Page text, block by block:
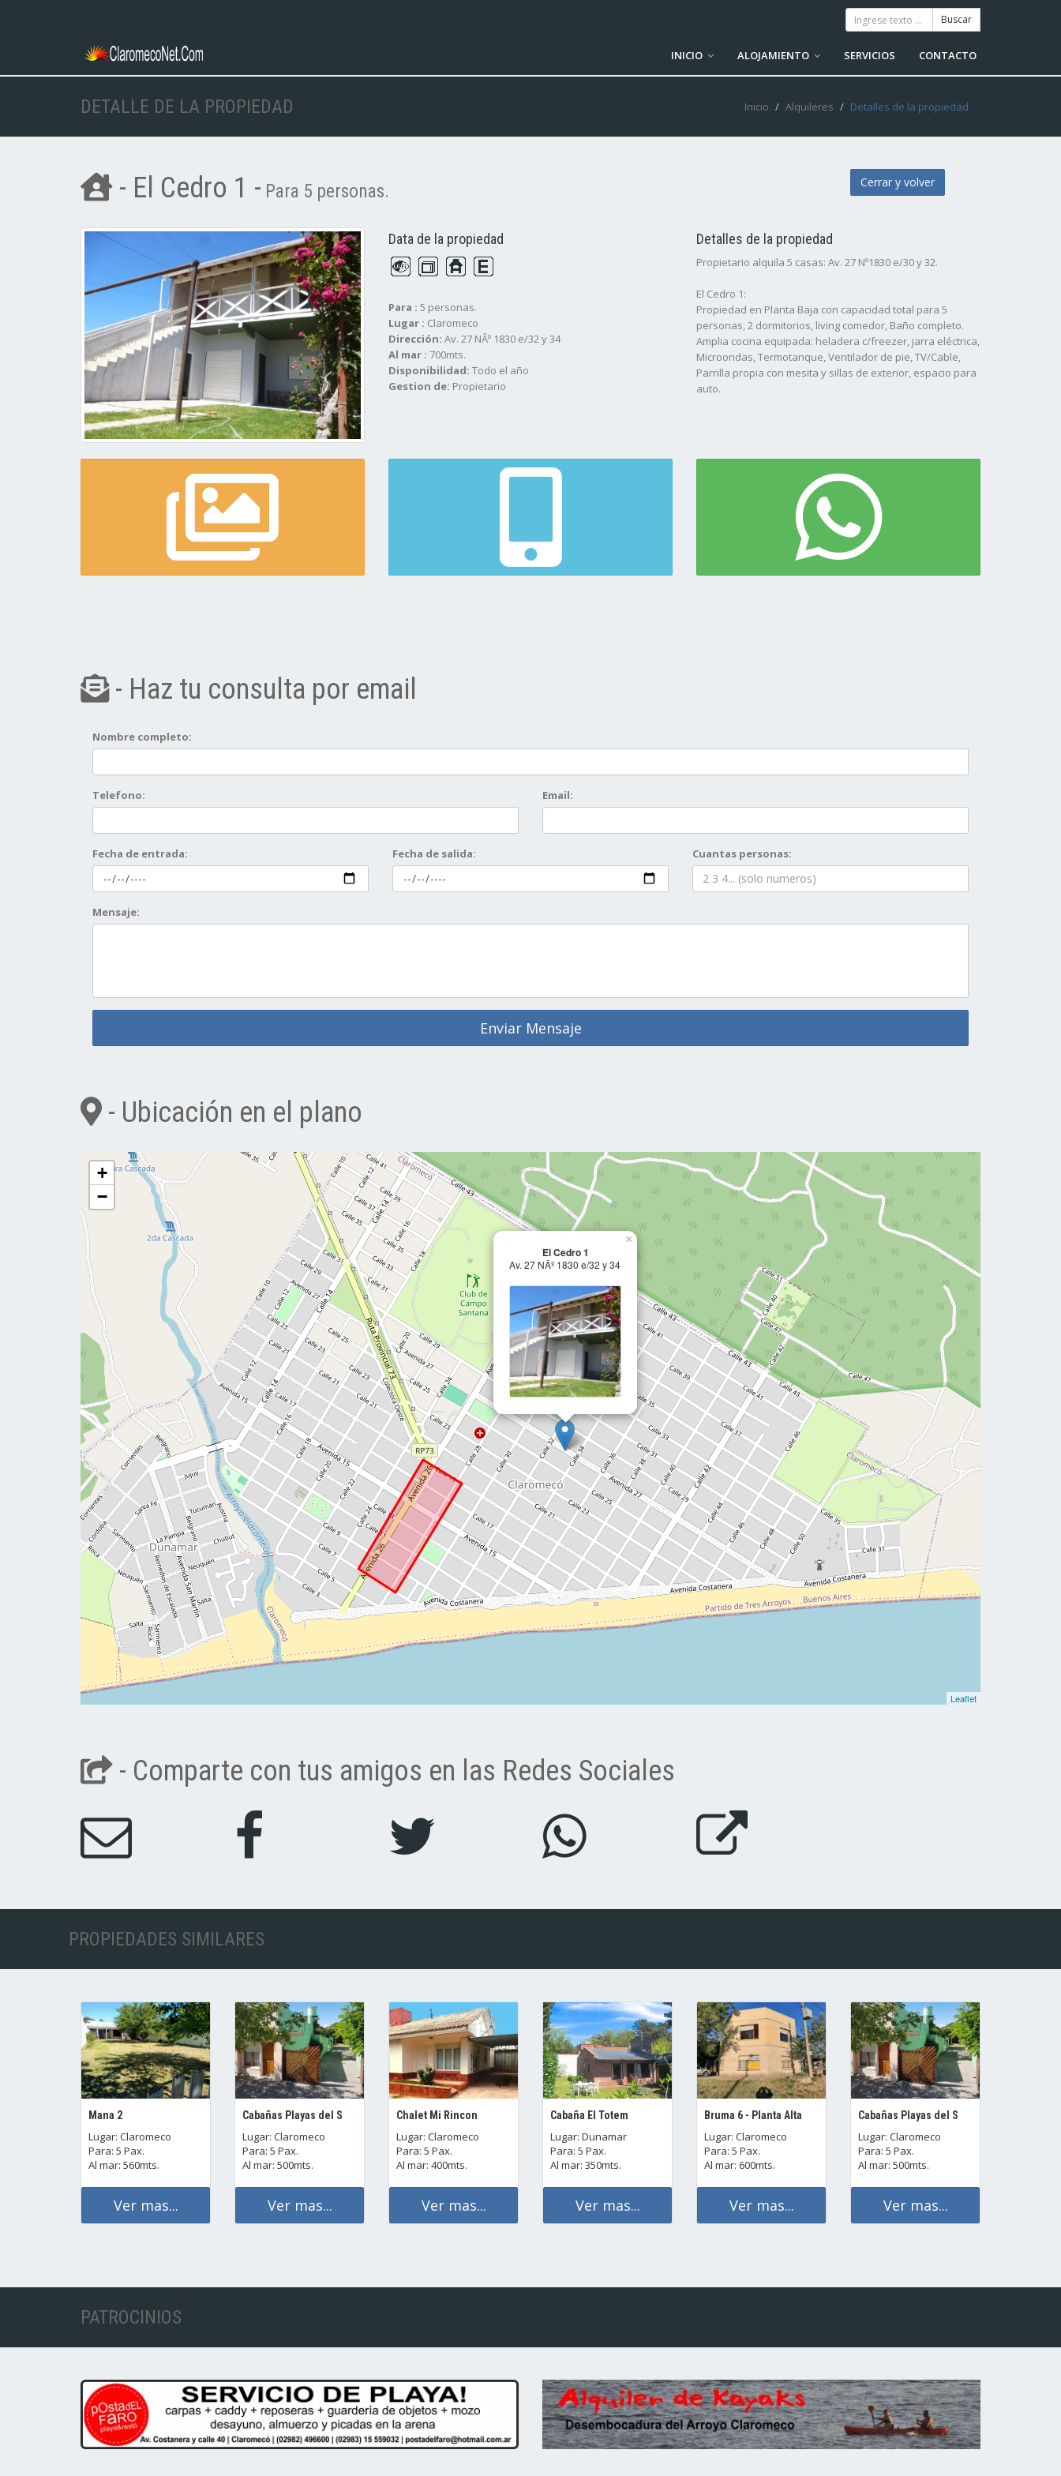
INICIO ALOJAMIENTO SERVICIOS CONTACTO
DETALLE DE LA PROPIEDAD Inicio Alquileres Detalles de la propiedad
- El Cedro 1 - Para 5 personas. Cerrar y volver
Data de la propiedad
Para : 5 personas.
Lugar : Claromeco
Dirección: Av. 27 NÂº 1830 e/32 y 34
Al mar : 700mts.
Disponibilidad: Todo el año
Gestion de: Propietario
Detalles de la propiedad
Propietario alquila 5 casas: Av. 27 Nº1830 e/30 y 32.
El Cedro 1:
Propiedad en Planta Baja con capacidad total para 5
personas, 2 dormitorios, living comedor, Baño completo.
Amplia cocina equipada: heladera c/freezer, jarra eléctrica,
Microondas, Termotanque, Ventilador de pie, TV/Cable,
Parrilla propia con mesita y sillas de exterior, espacio para
auto.
- Haz tu consulta por email
Nombre completo:
Telefono: Email:
Fecha de entrada: Fecha de salida: Cuantas personas:
Mensaje:
Enviar Mensaje
- Ubicación en el plano
El Cedro 1
Av. 27 NÂº 1830 e/32 y 34
×
+
−
Leaflet
- Comparte con tus amigos en las Redes Sociales
PROPIEDADES SIMILARES
Mana 2
Lugar: Claromeco
Para: 5 Pax.
Al mar: 560mts.
Ver mas...
Cabañas Playas del S
Lugar: Claromeco
Para: 5 Pax.
Al mar: 500mts.
Ver mas...
Chalet Mi Rincon
Lugar: Claromeco
Para: 5 Pax.
Al mar: 400mts.
Ver mas...
Cabaña El Totem
Lugar: Dunamar
Para: 5 Pax.
Al mar: 350mts.
Ver mas...
Bruma 6 - Planta Alta
Lugar: Claromeco
Para: 5 Pax.
Al mar: 600mts.
Ver mas...
Cabañas Playas del S
Lugar: Claromeco
Para: 5 Pax.
Al mar: 500mts.
Ver mas...
PATROCINIOS